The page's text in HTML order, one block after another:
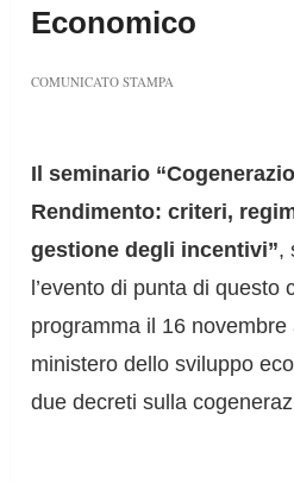
Economico
COMUNICATO STAMPA
Il seminario
Rendimento: criteri,
gestione degli incentivi”,
l’evento di punta di questo
programma il 16 novembre
ministero dello sviluppo
due decreti sulla